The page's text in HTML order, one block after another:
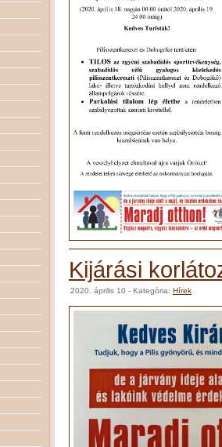
Kijárási
2020. április 10 - Kategória: Hírek